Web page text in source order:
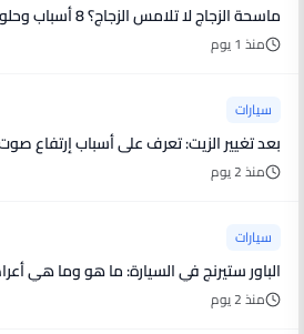
ماسحة الزجاج لا تلامس الزجاج؟ 8 أسباب وحلول تعيد وضوح الرؤية
منذ 1 يوم
سيارات
بعد تغيير الزيت: تعرف على أسباب إرتفاع
منذ 2 يوم
سيارات
الباور ستيرنج في السيارة: ما هو وما هي
منذ 2 يوم